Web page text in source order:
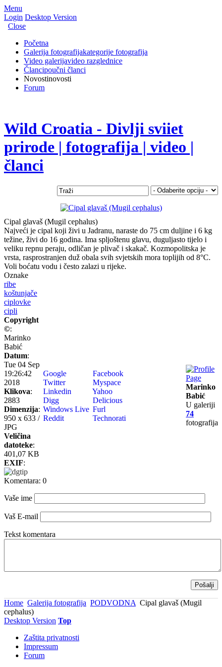
Menu
Login Desktop Version
Close
Početna
Galerija fotografijakategorije fotografija
Video galerijavideo razglednice
Člancipoučni članci
Novostinovosti
Forum
Wild Croatia - Divlji sviiet
prirode | fotografija | video |
članci
Cipal glavaš (Mugil cephalus)
Najveći je cipal koji živi u Jadranu, naraste do 75 cm duljine i 6 kg
težine, živi do 16 godina. Ima spljoštenu glavu, duguljasto tijelo i
veliku repnu peraju, odličan je plivač i skakač. Kozmopolitska je
vrsta, rasprostranjen duž obala svih svjetskih mora toplijih od 8°C.
Voli boćatu vodu i često zalazi u rijeke.
Oznake
ribe
koštunjače
ciplovke
cipli
Copyright
©:
Marinko
Babić
Datum:
Tue 04 Sep
19:26:42
2018
Klikova:
2883
Dimenzija:
950 x 633 /
JPG
Veličina
datoteke:
401,07 KB
EXIF:
Google
Facebook
Twitter
Myspace
Linkedin
Yahoo
Digg
Delicious
Windows Live Furl
Reddit
Technorati
Marinko
Babić
U galeriji
74
fotografija
Komentara: 0
Vaše ime
Vaš E-mail
Tekst komentara
Pošalji
Home Galerija fotografija PODVODNA Cipal glavaš (Mugil
cephalus)
Desktop Version Top
Zaštita privatnosti
Impressum
Forum